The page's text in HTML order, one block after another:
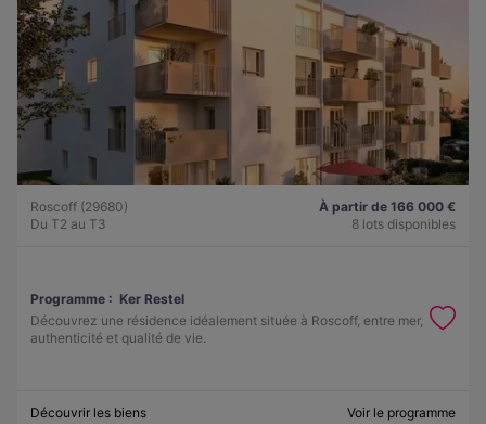
Roscoff (29680)
Du T2 au T3
À partir de 166 000 €
8 lots disponibles
Programme : Ker Restel
Découvrez une résidence idéalement située à Roscoff, entre mer,
authenticité et qualité de vie.
Découvrir les biens Voir le programme